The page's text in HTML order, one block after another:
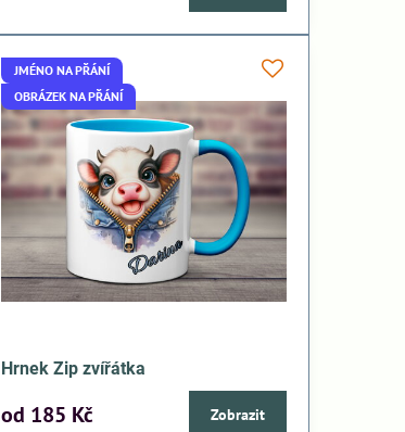
JMÉNO NA PŘÁNÍ
OBRÁZEK NA PŘÁNÍ
Hrnek Zip zvířátka
od 185 Kč Zobrazit